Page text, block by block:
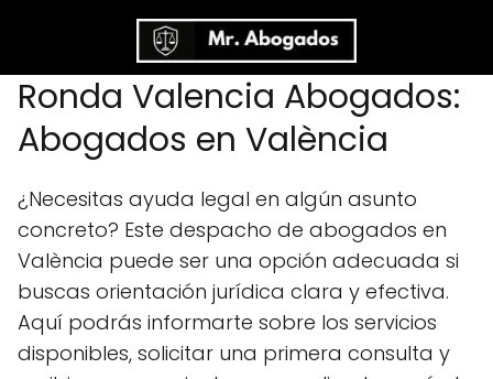
Ronda Valencia Abogados:
Abogados en València
¿Necesitas ayuda legal en algún asunto
concreto? Este despacho de abogados en
València puede ser una opción adecuada si
buscas orientación jurídica clara y efectiva.
Aquí podrás informarte sobre los servicios
disponibles, solicitar una primera consulta y